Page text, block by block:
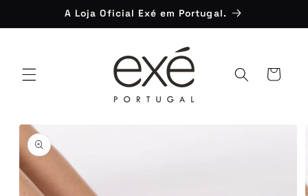
conteúdo
A Loja Oficial Exé em Portugal.
Carrinho
informação
do produto